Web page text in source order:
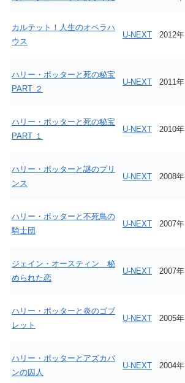
カルテット！人生のオペラハ
ウス
U-NEXT 2012年
ハリー・ポッターと死の秘宝
PART ２
U-NEXT 2011年
ハリー・ポッターと死の秘宝
PART １
U-NEXT 2010年
ハリー・ポッターと謎のプリ
ンス
U-NEXT 2008年
ハリー・ポッターと不死鳥の
騎士団
U-NEXT 2007年
ジェイン・オースティン 秘
められた恋
U-NEXT 2007年
ハリー・ポッターと炎のゴブ
レット
U-NEXT 2005年
ハリー・ポッターとアズカバ
ンの囚人
U-NEXT 2004年